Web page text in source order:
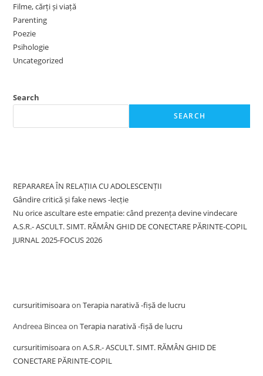
Filme, cărți și viață
Parenting
Poezie
Psihologie
Uncategorized
Search
SEARCH
REPARAREA ÎN RELAȚIIA CU ADOLESCENȚII
Gândire critică și fake news -lecție
Nu orice ascultare este empatie: când prezența devine vindecare
A.S.R.- ASCULT. SIMT. RĂMÂN GHID DE CONECTARE PĂRINTE-COPIL
JURNAL 2025-FOCUS 2026
cursuritimisoaraonTerapia narativă -fișă de lucru
Andreea BinceaonTerapia narativă -fișă de lucru
cursuritimisoaraonA.S.R.- ASCULT. SIMT. RĂMÂN GHID DE
CONECTARE PĂRINTE-COPIL